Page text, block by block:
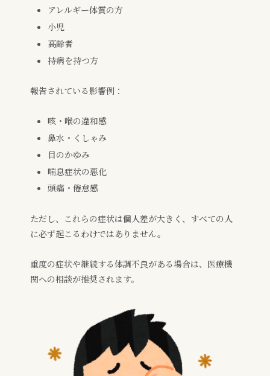
アレルギー体質の方
小児
高齢者
持病を持つ方
報告されている影響例：
咳・喉の違和感
鼻水・くしゃみ
目のかゆみ
喘息症状の悪化
頭痛・倦怠感
ただし、これらの症状は個人差が大きく、すべての人
に必ず起こるわけではありません。
重度の症状や継続する体調不良がある場合は、医療機
関への相談が推奨されます。